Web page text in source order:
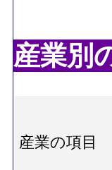
産業別
産業の項目